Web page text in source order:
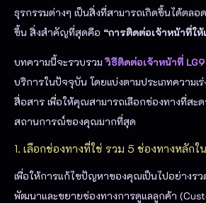
ธุรกรรมต่างๆ เป็นสิ่งที่สามารถเกิดขึ้นได้ตลอ
ขึ้น สิ่งสำคัญที่สุดคือ “การติดต่อเจ้าหน้าที่ให้
บทความนี้จะรวบรวมวิธีติดต่อเจ้าหน้าที่
บริการในปัจจุบัน โดยแบ่งตามประเภทความเ
สื่อสาร เพื่อให้คุณสามารถเลือกช่องทางที่สะด
สถานการณ์ของคุณมากที่สุด
1. เลือกช่องทางที่ใช่ รวม 5 ช่องทางหลักใ
เพื่อให้การแก้ไขปัญหาของคุณเป็นไปอย่างรว
พัฒนาและขยายช่องทางการดูแลลูกค้า